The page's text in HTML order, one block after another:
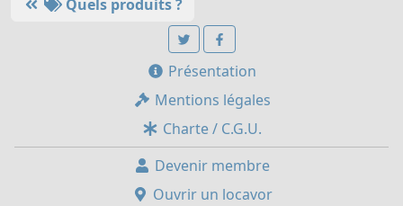
Quels produits ?
Présentation
Mentions légales
Charte / C.G.U.
Devenir membre
Ouvrir un locavor